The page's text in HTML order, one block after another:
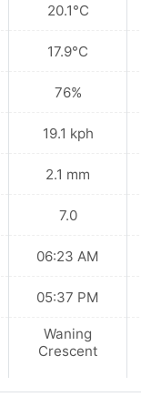
20.1°C
17.9°C
76%
19.1 kph
2.1 mm
7.0
06:23 AM
05:37 PM
Waning
Crescent